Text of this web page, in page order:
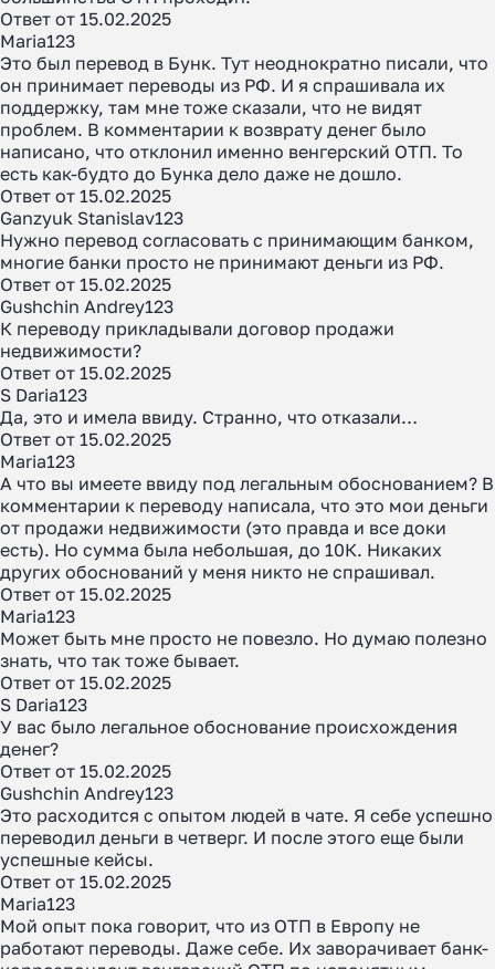
Ответ от 15.02.2025
Maria123
Это был перевод в Бунк. Тут неоднократно писали, что
он принимает переводы из РФ. И я спрашивала их
поддержку, там мне тоже сказали, что не видят
проблем. В комментарии к возврату денег было
написано, что отклонил именно венгерский ОТП. То
есть как-будто до Бунка дело даже не дошло.
Ответ от 15.02.2025
Ganzyuk Stanislav123
Нужно перевод согласовать с принимающим банком,
многие банки просто не принимают деньги из РФ.
Ответ от 15.02.2025
Gushchin Andrey123
К переводу прикладывали договор продажи
недвижимости?
Ответ от 15.02.2025
S Daria123
Да, это и имела ввиду. Странно, что отказали…
Ответ от 15.02.2025
Maria123
А что вы имеете ввиду под легальным обоснованием? В
комментарии к переводу написала, что это мои деньги
от продажи недвижимости (это правда и все доки
есть). Но сумма была небольшая, до 10К. Никаких
других обоснований у меня никто не спрашивал.
Ответ от 15.02.2025
Maria123
Может быть мне просто не повезло. Но думаю полезно
знать, что так тоже бывает.
Ответ от 15.02.2025
S Daria123
У вас было легальное обоснование происхождения
денег?
Ответ от 15.02.2025
Gushchin Andrey123
Это расходится с опытом людей в чате. Я себе успешно
переводил деньги в четверг. И после этого еще были
успешные кейсы.
Ответ от 15.02.2025
Maria123
Мой опыт пока говорит, что из ОТП в Европу не
работают переводы. Даже себе. Их заворачивает банк-